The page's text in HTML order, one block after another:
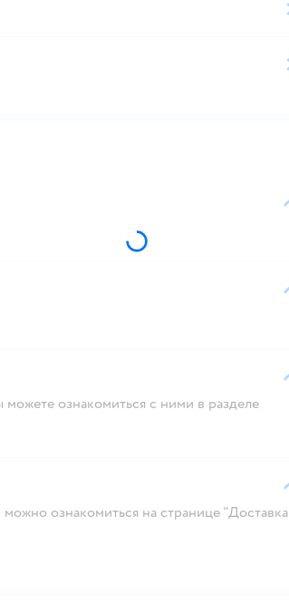
ознакомиться с ними в разделе
ознакомиться на странице "Доставка